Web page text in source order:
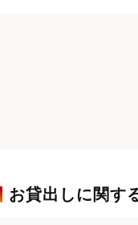
お貸出しに関す